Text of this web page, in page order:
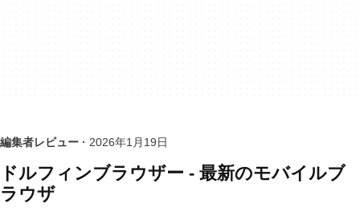
編集者レビュー · 2026年1月19日
ドルフィンブラウザー - 最新のモバイルブ
ラウザ